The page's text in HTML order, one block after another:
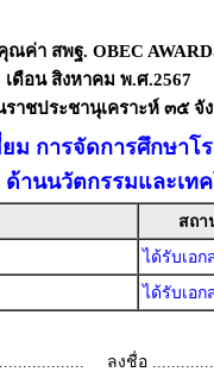
ณค่า สพฐ. OBEC
เดือน สิงหาคม พ.ศ.2567
ราชประชานุเคราะห์ ๓๕ จั
การจัดการศึกษาโ
ด้านนวัตกรรมและเท
สถา
ได้รับเอก
ได้รับเอก
ลงชื่อ